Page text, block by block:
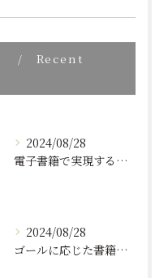
Recent
2024/08/28
電子書籍で実現する質の高いブランディング
2024/08/28
ゴールに応じた書籍のプロデュース